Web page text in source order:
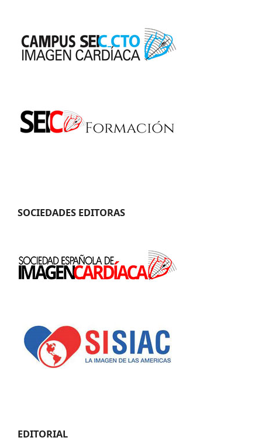
SOCIEDADES EDITORAS
EDITORIAL